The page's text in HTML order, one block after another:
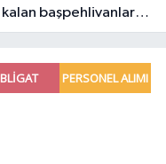
başpehlivanlar